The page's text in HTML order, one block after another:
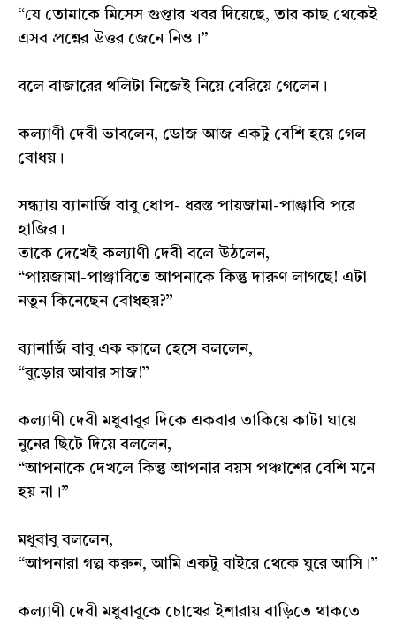
“যে তোমাকে মিসেস গুপ্তার খবর দিয়েছে, তার কাছ থেকেই
এসব প্রশ্নের উত্তর জেনে নিও।”
বলে বাজারের থলিটা নিজেই নিয়ে বেরিয়ে গেলেন।
কল্যাণী দেবী ভাবলেন, ডোজ আজ একটু বেশি হয়ে গেল
বোধয়।
সন্ধ্যায় ব্যানার্জি বাবু ধোপ- ধরস্ত পায়জামা-পাঞ্জাবি পরে
হাজির।
তাকে দেখেই কল্যাণী দেবী বলে উঠলেন,
“পায়জামা-পাঞ্জাবিতে আপনাকে কিন্তু দারুণ লাগছে! এটা
নতুন কিনেছেন বোধহয়?”
ব্যানার্জি বাবু এক কালে হেসে বললেন,
“বুড়োর আবার সাজ!”
কল্যাণী দেবী মধুবাবুর দিকে একবার তাকিয়ে কাটা ঘায়ে
নুনের ছিটে দিয়ে বললেন,
“আপনাকে দেখলে কিন্তু আপনার বয়স পঞ্চাশের বেশি মনে
হয় না।”
মধুবাবু বললেন,
“আপনারা গল্প করুন, আমি একটু বাইরে থেকে ঘুরে আসি।”
কল্যাণী দেবী মধুবাবুকে চোখের ইশারায় বাড়িতে থাকতে